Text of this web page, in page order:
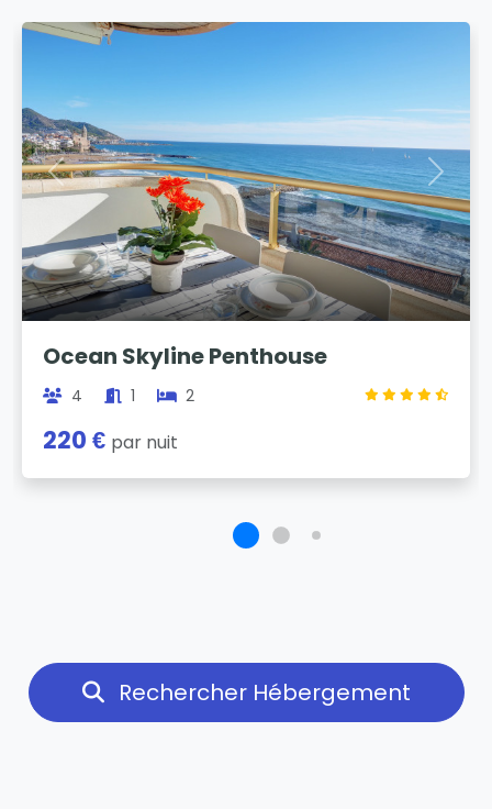
Previous Next
Ocean Skyline Penthouse
4 1 2
220 € par nuit
Rechercher Hébergement